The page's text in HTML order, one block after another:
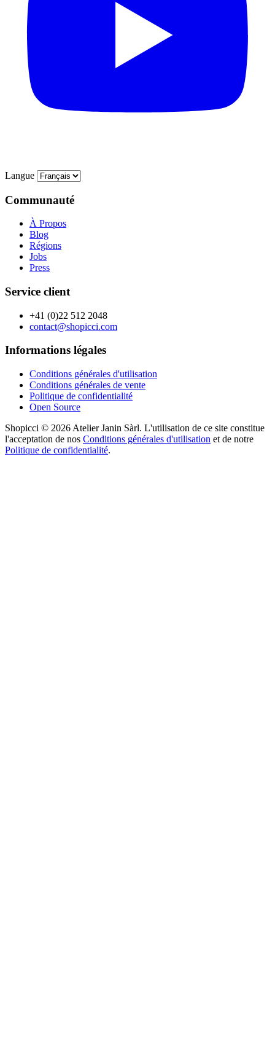
Langue
Communauté
À Propos
Blog
Régions
Jobs
Press
Service client
+41 (0)22 512 2048
contact@shopicci.com
Informations légales
Conditions générales d'utilisation
Conditions générales de vente
Politique de confidentialité
Open Source
Shopicci © 2026 Atelier Janin Sàrl. L'utilisation de ce site constitue
l'acceptation de nos Conditions générales d'utilisation et de notre
Politique de confidentialité.